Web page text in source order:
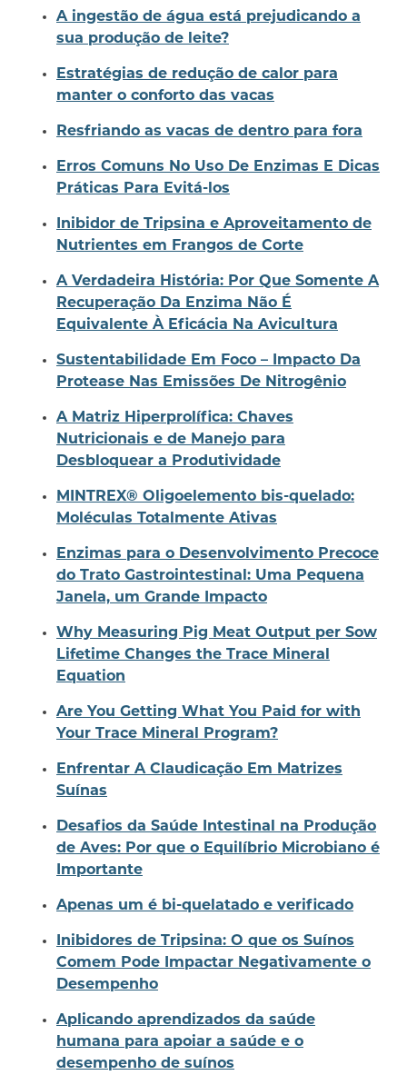
A ingestão de água está prejudicando a
sua produção de leite?
Estratégias de redução de calor para
manter o conforto das vacas
Resfriando as vacas de dentro para fora
Erros Comuns No Uso De Enzimas E Dicas
Práticas Para Evitá-los
Inibidor de Tripsina e Aproveitamento de
Nutrientes em Frangos de Corte
A Verdadeira História: Por Que Somente A
Recuperação Da Enzima Não É
Equivalente À Eficácia Na Avicultura
Sustentabilidade Em Foco – Impacto Da
Protease Nas Emissões De Nitrogênio
A Matriz Hiperprolífica: Chaves
Nutricionais e de Manejo para
Desbloquear a Produtividade
MINTREX® Oligoelemento bis-quelado:
Moléculas Totalmente Ativas
Enzimas para o Desenvolvimento Precoce
do Trato Gastrointestinal: Uma Pequena
Janela, um Grande Impacto
Why Measuring Pig Meat Output per Sow
Lifetime Changes the Trace Mineral
Equation
Are You Getting What You Paid for with
Your Trace Mineral Program?
Enfrentar A Claudicação Em Matrizes
Suínas
Desafios da Saúde Intestinal na Produção
de Aves: Por que o Equilíbrio Microbiano é
Importante
Apenas um é bi-quelatado e verificado
Inibidores de Tripsina: O que os Suínos
Comem Pode Impactar Negativamente o
Desempenho
Aplicando aprendizados da saúde
humana para apoiar a saúde e o
desempenho de suínos